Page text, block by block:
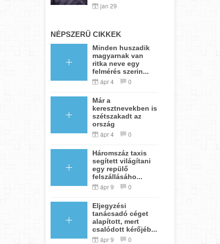
jan 29
NÉPSZERŰ CIKKEK
Minden huszadik
magyarnak van
ritka neve egy
felmérés szerin...
ápr 4 0
Már a
keresztnevekben is
szétszakadt az
ország
ápr 4 0
Háromszáz taxis
segített világítani
egy repülő
felszállásáho...
ápr 9 0
Eljegyzési
tanácsadó céget
alapított, mert
csalódott kérőjéb...
ápr 9 0